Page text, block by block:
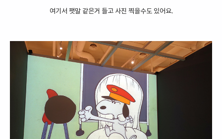
여기서 팻말 같은거 들고 사진 찍을수도 있어요.